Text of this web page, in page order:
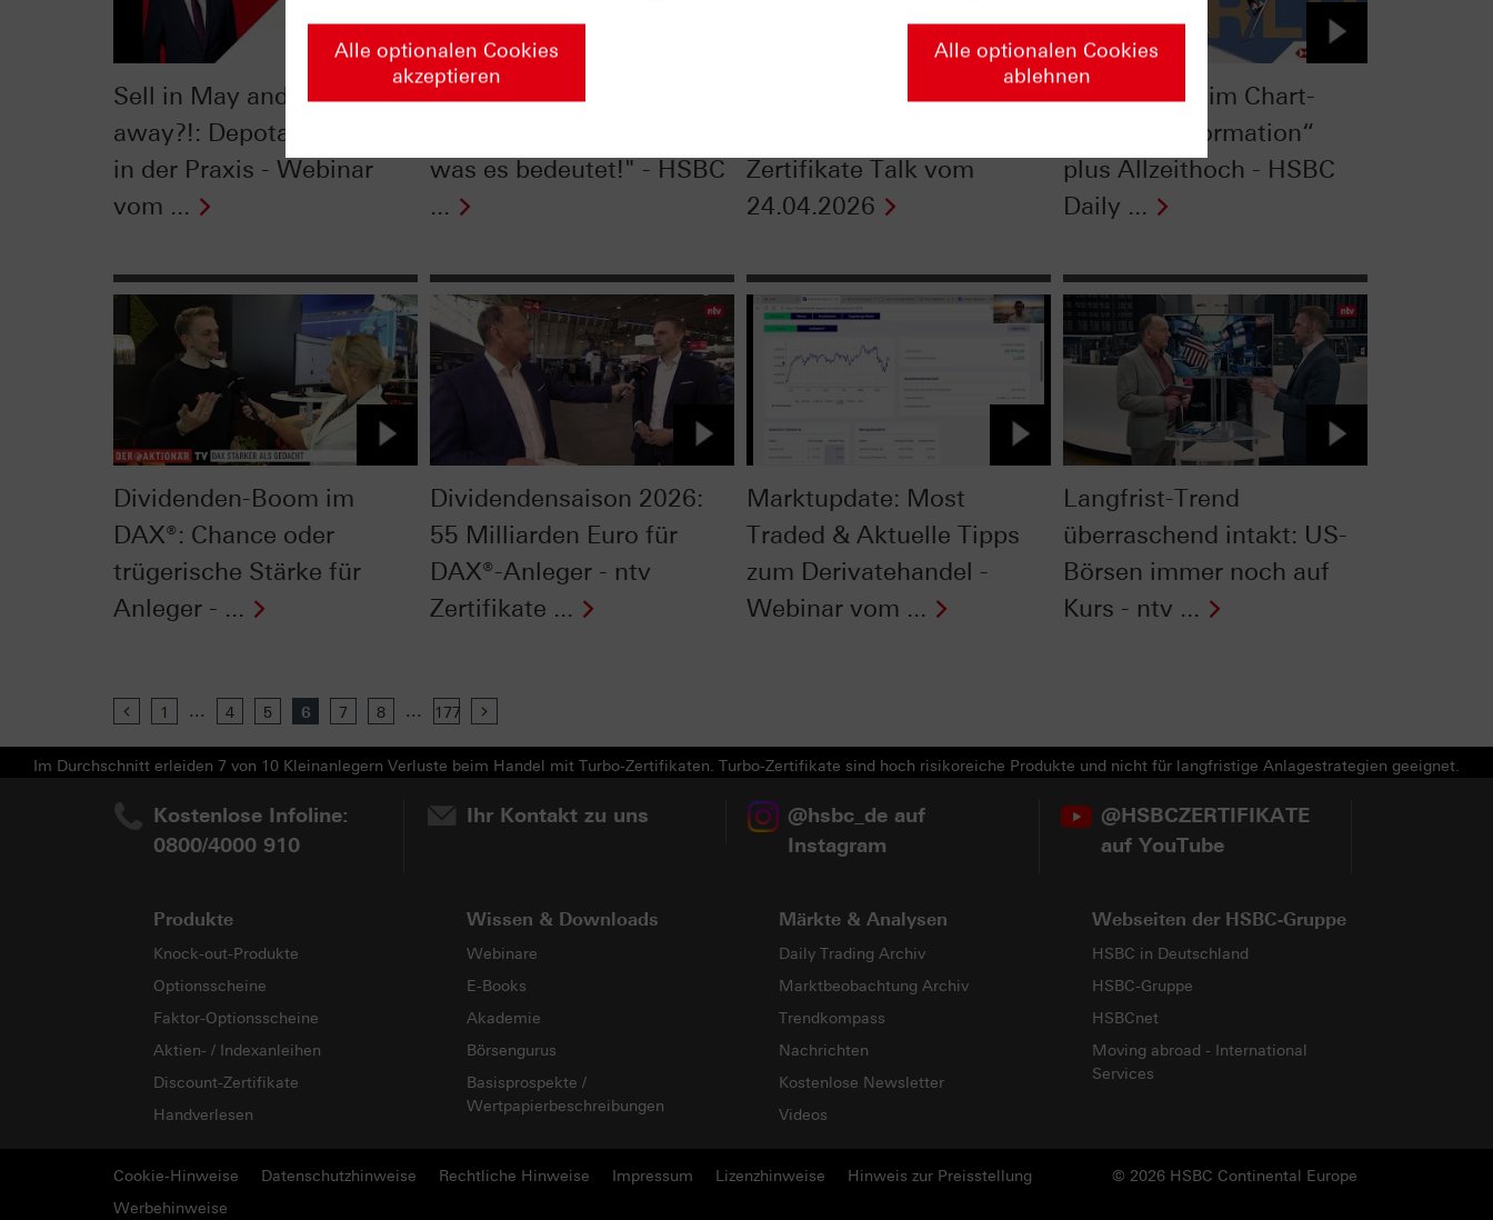
Sell in May and go
away?!: Depotabsicherung
in der Praxis - Webinar
vom ...
S&P 500® im Chart-Check:
was es bedeutet!" - HSBC
...
Wie viel Risiko steckt
Zertifikate Talk vom
24.04.2026
MSCI World im Chart-
Check: „V-Formation“
plus Allzeithoch - HSBC
Daily ...
Dividenden-Boom im
DAX®: Chance oder
trügerische Stärke für
Anleger - ...
Dividendensaison 2026:
55 Milliarden Euro für
DAX®-Anleger - ntv
Zertifikate ...
Marktupdate: Most
Traded & Aktuelle Tipps
zum Derivatehandel -
Webinar vom ...
Langfrist-Trend
überraschend intakt: US-
Börsen immer noch auf
Kurs - ntv ...
Previous
1 ... 4 5 6 7 8 ... 177
Im Durchschnitt erleiden 7 von 10 Kleinanlegern Verluste beim Handel mit Turbo-Zertifikaten. Turbo-Zertifikate sind hoch risikoreiche Produkte und nicht für langfristige Anlagestrategien geeignet.
Kostenlose Infoline:
0800/4000 910
Ihr Kontakt zu uns
@hsbc_de auf
Instagram
@HSBCZERTIFIKATE
auf YouTube
Produkte
Knock-out-Produkte
Optionsscheine
Faktor-Optionsscheine
Aktien- / Indexanleihen
Discount-Zertifikate
Handverlesen
Wissen & Downloads
Webinare
E-Books
Akademie
Börsengurus
Basisprospekte /
Wertpapierbeschreibungen
Märkte & Analysen
Daily Trading Archiv
Marktbeobachtung Archiv
Trendkompass
Nachrichten
Kostenlose Newsletter
Videos
Webseiten der HSBC-Gruppe
HSBC in Deutschland
HSBC-Gruppe
HSBCnet
Moving abroad - International
Services
Cookie-Hinweise Datenschutzhinweise Rechtliche Hinweise Impressum Lizenzhinweise © 2026 HSBC Continental Europe
Hinweis zur Preisstellung
Werbehinweise
Alle optionalen Cookies
akzeptieren
Alle optionalen Cookies
ablehnen